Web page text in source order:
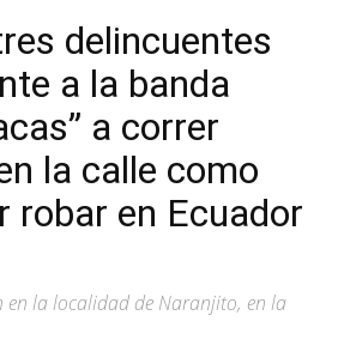
delincuentes
a la banda
a correr
la calle como
robar en Ecuador
en la localidad de Naranjito, en la